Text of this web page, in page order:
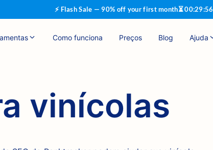
⚡ Flash Sale — 90% off your first month⏳00:29:55
Como funciona Preços Blog Ajuda
vinícolas